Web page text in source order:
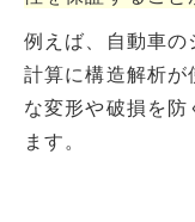
例えば、自動車
計算に構造解析
な変形や破損を防
ます。